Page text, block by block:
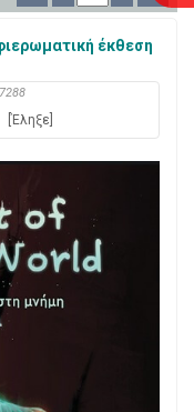
έκθεση
[Έληξε]